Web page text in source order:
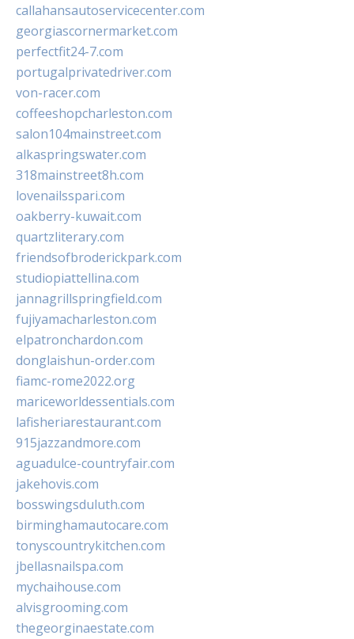
callahansautoservicecenter.com
georgiascornermarket.com
perfectfit24-7.com
portugalprivatedriver.com
von-racer.com
coffeeshopcharleston.com
salon104mainstreet.com
alkaspringswater.com
318mainstreet8h.com
lovenailsspari.com
oakberry-kuwait.com
quartzliterary.com
friendsofbroderickpark.com
studiopiattellina.com
jannagrillspringfield.com
fujiyamacharleston.com
elpatronchardon.com
donglaishun-order.com
fiamc-rome2022.org
mariceworldessentials.com
lafisheriarestaurant.com
915jazzandmore.com
aguadulce-countryfair.com
jakehovis.com
bosswingsduluth.com
birminghamautocare.com
tonyscountrykitchen.com
jbellasnailspa.com
mychaihouse.com
alvisgrooming.com
thegeorginaestate.com